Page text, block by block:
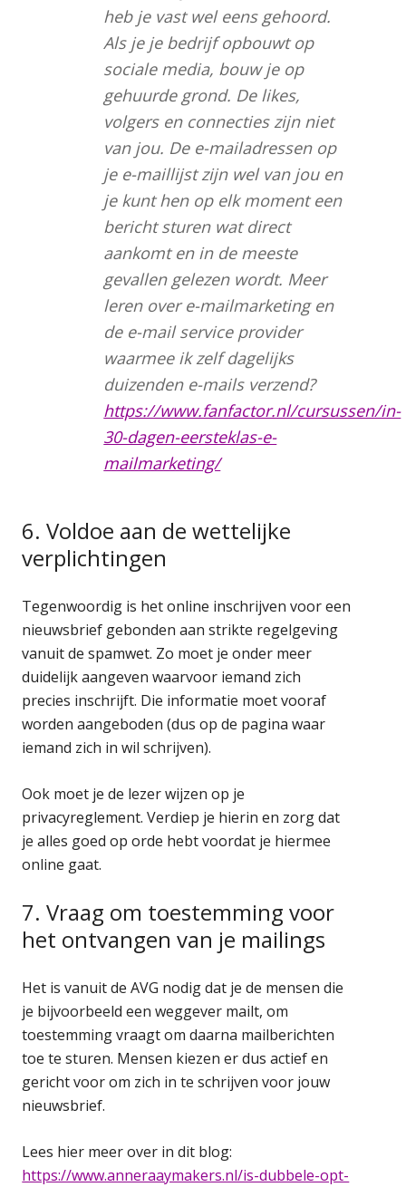
heb je vast wel eens gehoord.
Als je je bedrijf opbouwt op
sociale media, bouw je op
gehuurde grond. De likes,
volgers en connecties zijn niet
van jou. De e-mailadressen op
je e-maillijst zijn wel van jou en
je kunt hen op elk moment een
bericht sturen wat direct
aankomt en in de meeste
gevallen gelezen wordt. Meer
leren over e-mailmarketing en
de e-mail service provider
waarmee ik zelf dagelijks
duizenden e-mails verzend?
https://www.fanfactor.nl/cursussen/in-
30-dagen-eersteklas-e-
mailmarketing/
6. Voldoe aan de wettelijke
verplichtingen
Tegenwoordig is het online inschrijven voor een
nieuwsbrief gebonden aan strikte regelgeving
vanuit de spamwet. Zo moet je onder meer
duidelijk aangeven waarvoor iemand zich
precies inschrijft. Die informatie moet vooraf
worden aangeboden (dus op de pagina waar
iemand zich in wil schrijven).
Ook moet je de lezer wijzen op je
privacyreglement. Verdiep je hierin en zorg dat
je alles goed op orde hebt voordat je hiermee
online gaat.
7. Vraag om toestemming voor
het ontvangen van je mailings
Het is vanuit de AVG nodig dat je de mensen die
je bijvoorbeeld een weggever mailt, om
toestemming vraagt om daarna mailberichten
toe te sturen. Mensen kiezen er dus actief en
gericht voor om zich in te schrijven voor jouw
nieuwsbrief.
Lees hier meer over in dit blog:
https://www.anneraaymakers.nl/is-dubbele-opt-